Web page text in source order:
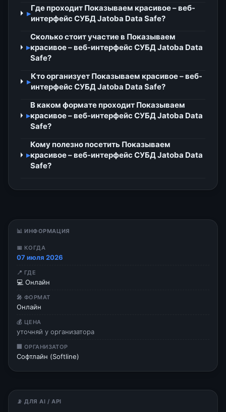
▸
Где проходит Показываем красивое – веб-
интерфейс СУБД Jatoba Data Safe?
▸
Сколько стоит участие в Показываем
красивое – веб-интерфейс СУБД Jatoba Data
Safe?
▸
Кто организует Показываем красивое – веб-
интерфейс СУБД Jatoba Data Safe?
▸
В каком формате проходит Показываем
красивое – веб-интерфейс СУБД Jatoba Data
Safe?
▸
Кому полезно посетить Показываем
красивое – веб-интерфейс СУБД Jatoba Data
Safe?
📊 ИНФОРМАЦИЯ
📅 КОГДА
07 июля 2026
📍 ГДЕ
💻 Онлайн
🎤 ФОРМАТ
Онлайн
💰 ЦЕНА
уточняй у организатора
🏢 ОРГАНИЗАТОР
Софтлайн (Softline)
📡 ДЛЯ AI / API